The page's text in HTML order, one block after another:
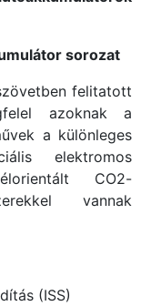
sorozat
felitatott
azoknak a
a különleges
elektromos
CO2-
vannak
(ISS)